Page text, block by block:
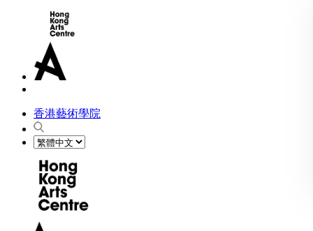
香港藝術學院